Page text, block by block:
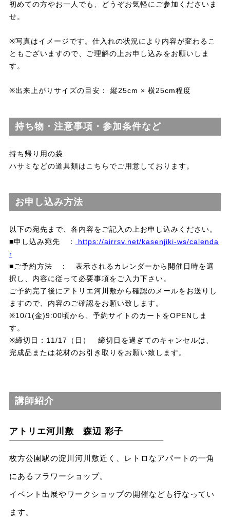
初めての方やお一人でも、どうぞお気軽にご参加くださいま
せ。
※写真はイメージです。仕入れの状況により内容が変わるこ
ともございますので、ご理解の上お申し込みをお願いしま
す。
※出来上がりサイズの目安： 縦25cm × 横25cm程度
持ち物・注意事項・参加条件など
持ち帰り用の袋
ハサミなどの道具類はこちらでご用意しております。
お申し込み方法
以下の宛先まで、各内容をご記入の上お申し込みください。
■申し込み宛先 ：
https://airrsv.net/kasenjiki-ws/calenda
r
■ご予約方法 ： 表示されるカレンダーから開催日時を選
択し、内容に従って必要事項をご入力下さい。
ご予約完了後にアトリエ河川敷から確認のメールをお送りし
ますので、内容のご確認をお願い致します。
※10/1(金)9:00頃から、予約サイトのカートをOPENしま
※締切日：11/17（日） 締切日を過ぎてのキャンセルは、
完成品または花材のお引き取りをお願い致します。
講師紹介
アトリエ河川敷 森辺 彩子
枚方公園駅の淀川河川敷近く、レトロなアパートの一角
にあるフラワーショップ。
イベント出展やワークショップの開催なども行なってい
ます。